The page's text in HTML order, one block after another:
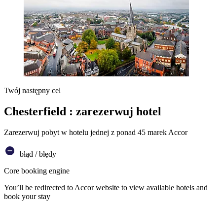
Twój następny cel
Chesterfield : zarezerwuj hotel
Zarezerwuj pobyt w hotelu jednej z ponad 45 marek Accor
błąd / błędy
Core booking engine
You’ll be redirected to Accor website to view available hotels and
book your stay